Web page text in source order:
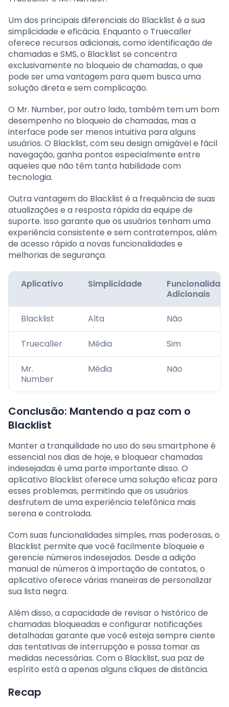
Um dos principais diferenciais do Blacklist é a sua
simplicidade e eficácia. Enquanto o Truecaller
oferece recursos adicionais, como identificação de
chamadas e SMS, o Blacklist se concentra
exclusivamente no bloqueio de chamadas, o que
pode ser uma vantagem para quem busca uma
solução direta e sem complicação.
O Mr. Number, por outro lado, também tem um bom
desempenho no bloqueio de chamadas, mas a
interface pode ser menos intuitiva para alguns
usuários. O Blacklist, com seu design amigável e fácil
navegação, ganha pontos especialmente entre
aqueles que não têm tanta habilidade com
tecnologia.
Outra vantagem do Blacklist é a frequência de suas
atualizações e a resposta rápida da equipe de
suporte. Isso garante que os usuários tenham uma
experiência consistente e sem contratempos, além
de acesso rápido a novas funcionalidades e
melhorias de segurança.
Aplicativo Simplicidade
Adicionais
Blacklist Alta Não
Truecaller Média Sim
Mr.
Number
Média Não
Conclusão: Mantendo a paz com o
Blacklist
Manter a tranquilidade no uso do seu smartphone é
essencial nos dias de hoje, e bloquear chamadas
indesejadas é uma parte importante disso. O
aplicativo Blacklist oferece uma solução eficaz para
esses problemas, permitindo que os usuários
desfrutem de uma experiência telefônica mais
serena e controlada.
Com suas funcionalidades simples, mas poderosas, o
Blacklist permite que você facilmente bloqueie e
gerencie números indesejados. Desde a adição
manual de números à importação de contatos, o
aplicativo oferece várias maneiras de personalizar
sua lista negra.
Além disso, a capacidade de revisar o histórico de
chamadas bloqueadas e configurar notificações
detalhadas garante que você esteja sempre ciente
das tentativas de interrupção e possa tomar as
medidas necessárias. Com o Blacklist, sua paz de
espírito está a apenas alguns cliques de distância.
Recap